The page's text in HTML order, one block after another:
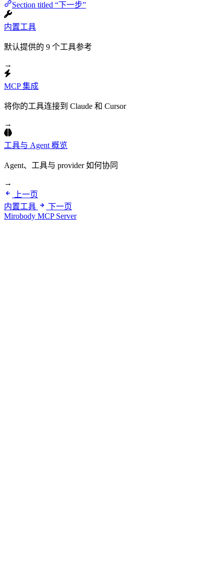
Section titled “下一步”
内置工具
默认提供的 9 个工具参考
→
MCP 集成
将你的工具连接到 Claude 和 Cursor
→
工具与 Agent 概览
Agent、工具与 provider 如何协同
→
上一页
内置工具
下一页
Mirobody MCP Server